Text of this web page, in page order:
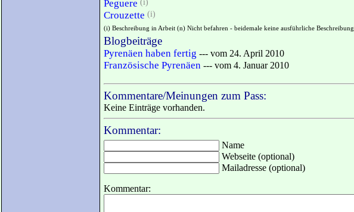
Peguere (i)
Crouzette (i)
(i) Beschreibung in Arbeit (n) Nicht befahren - beidemale keine ausführliche Beschreibung
Blogbeiträge
Pyrenäen haben fertig --- vom 24. April 2010
Französische Pyrenäen --- vom 4. Januar 2010
Kommentare/Meinungen zum Pass:
Keine Einträge vorhanden.
Kommentar:
Name
Webseite (optional)
Mailadresse (optional)
Kommentar: